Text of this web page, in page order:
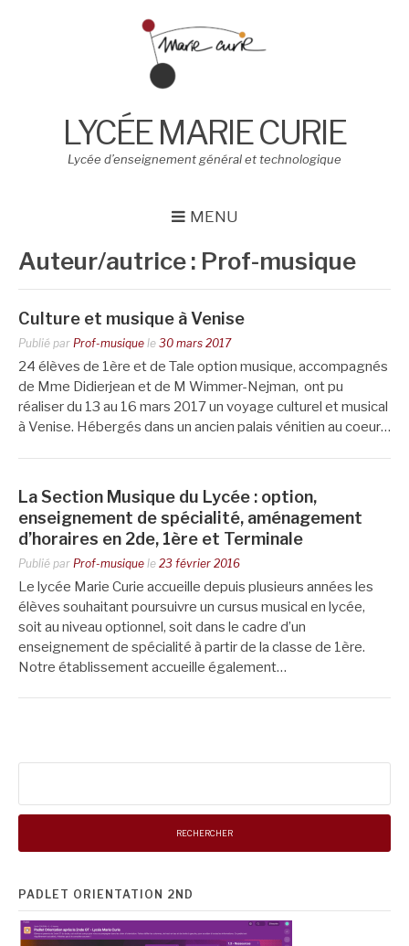
LYCÉE MARIE CURIE
Lycée d’enseignement général et technologique
MENU
Auteur/autrice : Prof-musique
Culture et musique à Venise
Publié par Prof-musique le 30 mars 2017
24 élèves de 1ère et de Tale option musique, accompagnés
de Mme Didierjean et de M Wimmer-Nejman, ont pu
réaliser du 13 au 16 mars 2017 un voyage culturel et musical
à Venise. Hébergés dans un ancien palais vénitien au coeur…
La Section Musique du Lycée : option,
enseignement de spécialité, aménagement
d’horaires en 2de, 1ère et Terminale
Publié par Prof-musique le 23 février 2016
Le lycée Marie Curie accueille depuis plusieurs années les
élèves souhaitant poursuivre un cursus musical en lycée,
soit au niveau optionnel, soit dans le cadre d’un
enseignement de spécialité à partir de la classe de 1ère.
Notre établissement accueille également…
PADLET ORIENTATION 2ND